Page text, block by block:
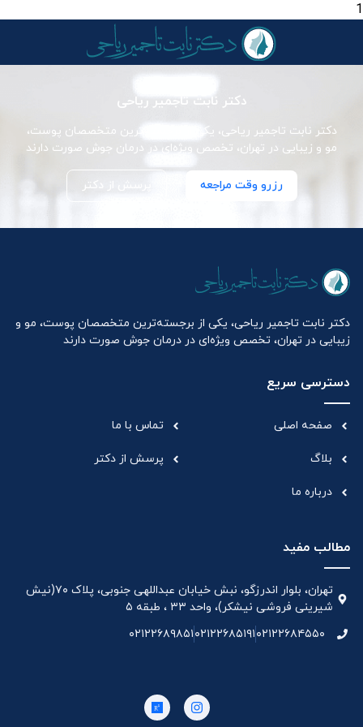
1
دکتر نابت تاجمیر ریاحی
دکتر نابت تاجمیر ریاحی، یکی از برجسته‌ترین متخصصان پوست،
مو و زیبایی در تهران، تخصص ویژه‌ای در درمان جوش صورت دارند
رزرو وقت مراجعه پرسش از دکتر
دکتر نابت تاجمیر ریاحی، یکی از برجسته‌ترین متخصصان پوست، مو و
زیبایی در تهران، تخصص ویژه‌ای در درمان جوش صورت دارند
دسترسی سریع
صفحه اصلی
بلاگ
درباره ما
تماس با ما
پرسش از دکتر
مطالب مفید
تهران، بلوار اندرزگو، نبش خیابان عبداللهی جنوبی، پلاک ۷۰(نیش
شیرینی فروشی نیشکر)، واحد ۳۳ ، طبقه ۵
۰۲۱۲۲۶۸۴۵۵۰۰۲۱۲۲۶۸۵۱۹۱۰۲۱۲۲۶۸۹۸۵۱